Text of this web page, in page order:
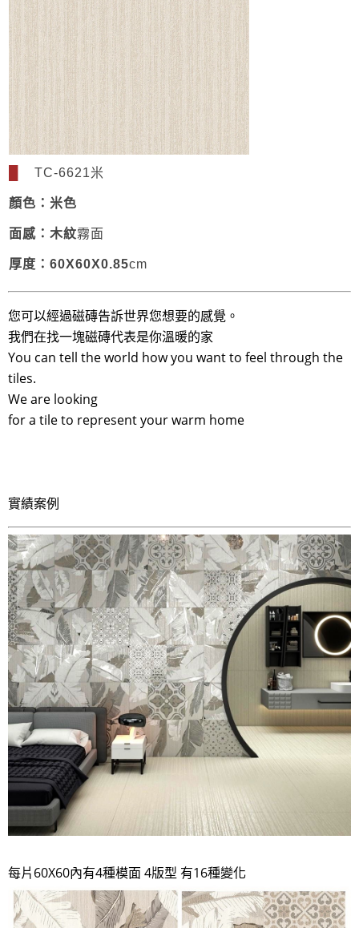
TC-6621米
顏色：米色
面感：木紋霧面
厚度：60X60X0.85cm
您可以經過磁磚告訴世界您想要的感覺。
我們在找一塊磁磚代表是你溫暖的家
You can tell the world how you want to feel through the
tiles.
We are looking
for a tile to represent your warm home
實績案例
每片​60X60內有4種模面 4版型 有16種變化